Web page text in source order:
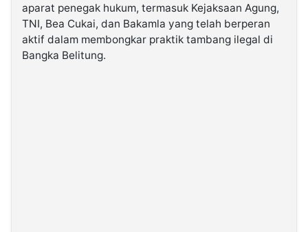
aparat penegak hukum, termasuk Kejaksaan Agung,
TNI, Bea Cukai, dan Bakamla yang telah berperan
aktif dalam membongkar praktik tambang ilegal di
Bangka Belitung.